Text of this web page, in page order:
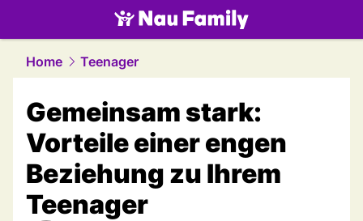
family.NAU.ch
Home Teenager
Gemeinsam stark:
Vorteile einer engen
Beziehung zu Ihrem
Teenager